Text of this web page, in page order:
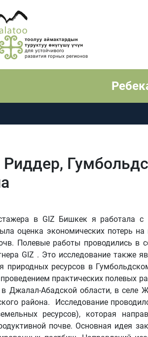
Риддер,
в GIZ Бишкек я работала
оценка экономических потерь
Полевые работы проводились в
GIZ . Это исследование также
природных ресурсов в
практических полевых
Джалал-Абадской области, в селе
района. Исследование
ресурсов), которая
почве. Основная идея